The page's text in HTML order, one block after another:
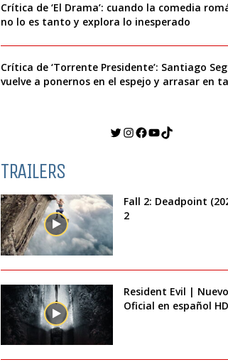
Crítica de ‘El Drama’: cuando la comedia
no lo es tanto y explora lo inesperado
Crítica de ‘Torrente Presidente’: Santiago
vuelve a ponernos en el espejo y arrasar en
Twitter
Instagram
Facebook
YouTube
TikTok
TRAILERS
Fall 2: Deadpoint
2
Resident Evil |
Oficial en español HD